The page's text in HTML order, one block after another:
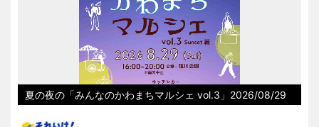
夏の夜の「みんなのかわまちマルシェ vol.3」2026/08/29